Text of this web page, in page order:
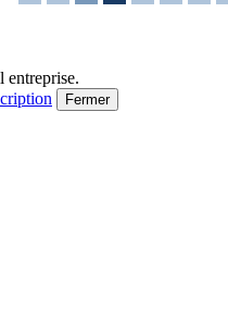
entreprise.
Fermer